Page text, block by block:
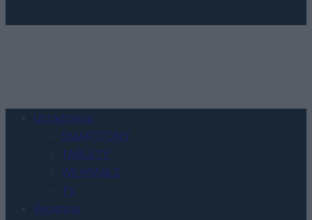
Urządzenia
SMARTFONY
TABLETY
WEARABLE
TV
Recenzje